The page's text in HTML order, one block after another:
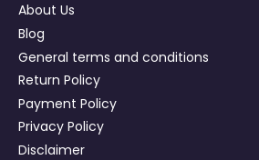
About Us
Blog
General terms and conditions
Return Policy
Payment Policy
Privacy Policy
Disclaimer